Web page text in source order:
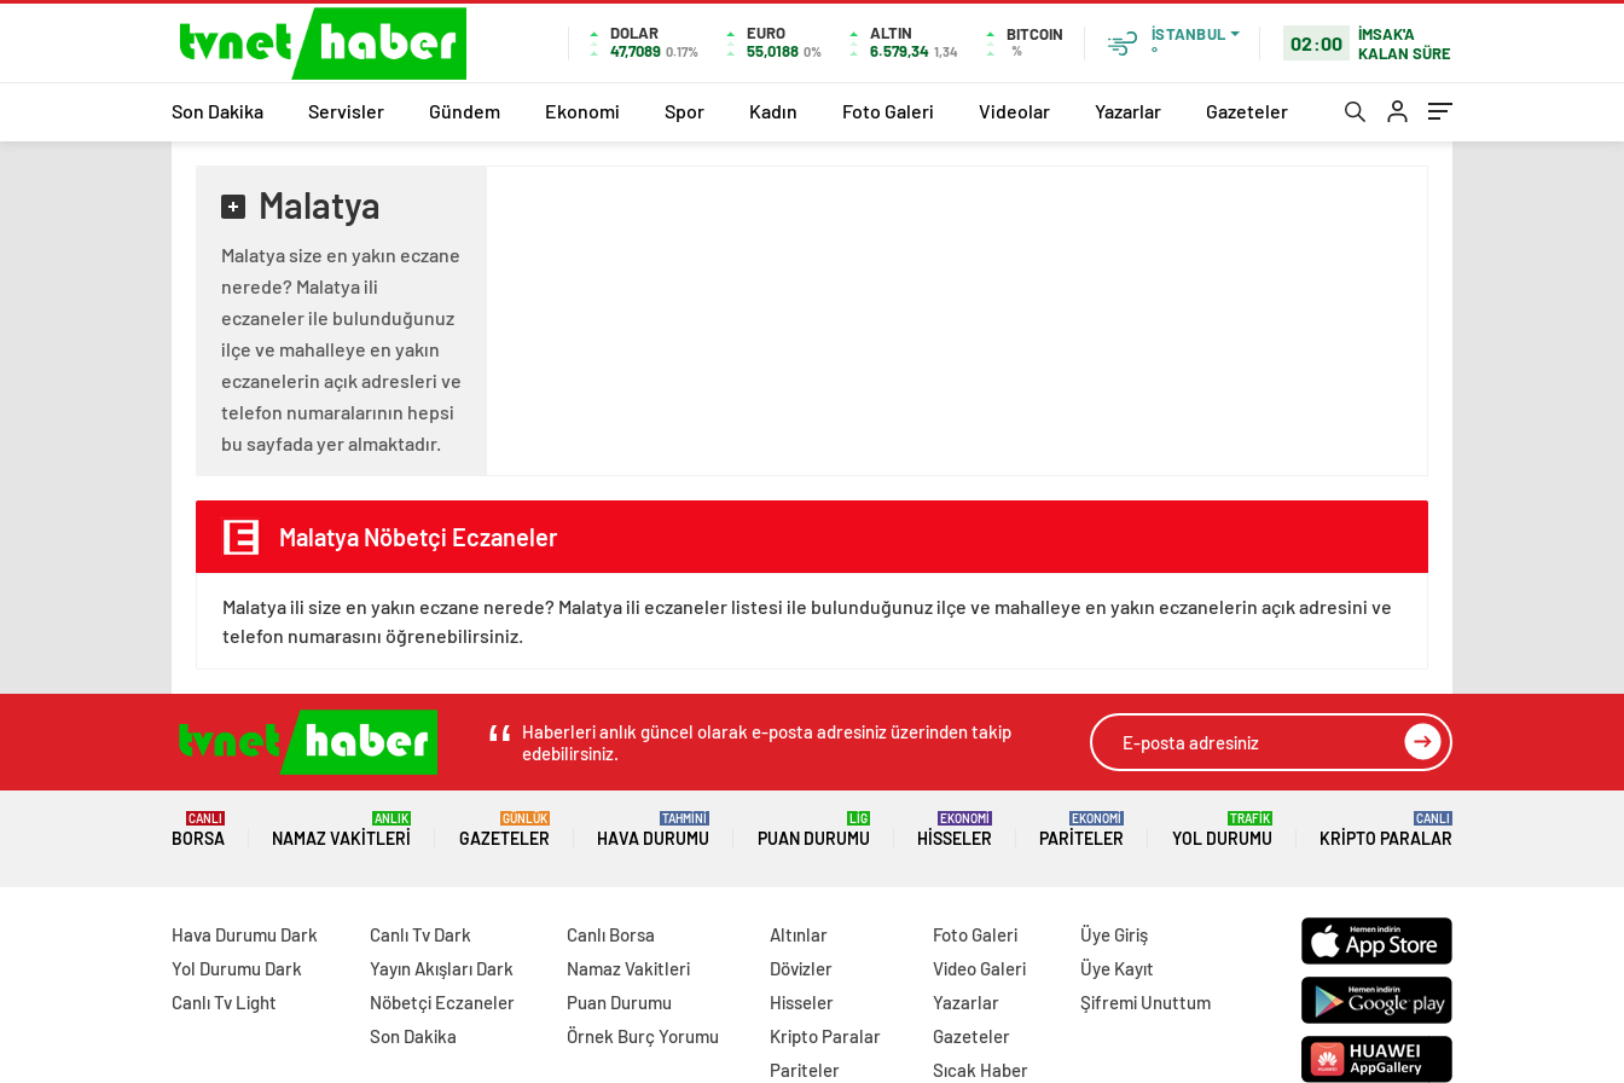
DOLAR
47,7089 0.17%
EURO
55,0188 0%
ALTIN
6.579,34 1,34
BITCOIN
%
İSTANBUL
°
02:00
İMSAK'A
KALAN SÜRE
Son Dakika Servisler Gündem Ekonomi Spor Kadın Foto Galeri Videolar Yazarlar Gazeteler
Malatya
Malatya size en yakın eczane
nerede? Malatya ili
eczaneler ile bulunduğunuz
ilçe ve mahalleye en yakın
eczanelerin açık adresleri ve
telefon numaralarının hepsi
bu sayfada yer almaktadır.
Malatya Nöbetçi Eczaneler
Malatya ili size en yakın eczane nerede? Malatya ili eczaneler listesi ile bulunduğunuz ilçe ve mahalleye en yakın eczanelerin açık adresini ve
telefon numarasını öğrenebilirsiniz.
Haberleri anlık güncel olarak e-posta adresiniz üzerinden takip
edebilirsiniz.
BORSA
CANLI
NAMAZ VAKITLERI
ANLIK
GAZETELER
GÜNLÜK
HAVA DURUMU
TAHMİNİ
PUAN DURUMU
LİG
HISSELER
EKONOMİ
PARITELER
EKONOMİ
YOL DURUMU
TRAFİK
KRIPTO PARALAR
CANLI
Hava Durumu Dark
Yol Durumu Dark
Canlı Tv Light
Canlı Tv Dark
Yayın Akışları Dark
Nöbetçi Eczaneler
Son Dakika
Canlı Borsa
Namaz Vakitleri
Puan Durumu
Örnek Burç Yorumu
Altınlar
Dövizler
Hisseler
Kripto Paralar
Pariteler
Foto Galeri
Video Galeri
Yazarlar
Gazeteler
Sıcak Haber
Üye Giriş
Üye Kayıt
Şifremi Unuttum